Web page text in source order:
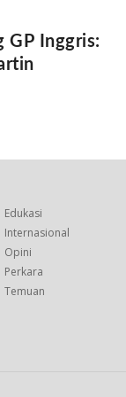
GP Inggris:
Edukasi
Internasional
Opini
Perkara
Temuan